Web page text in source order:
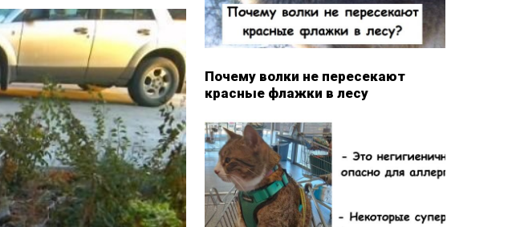
Почему волки не пересекают
красные флажки в лесу